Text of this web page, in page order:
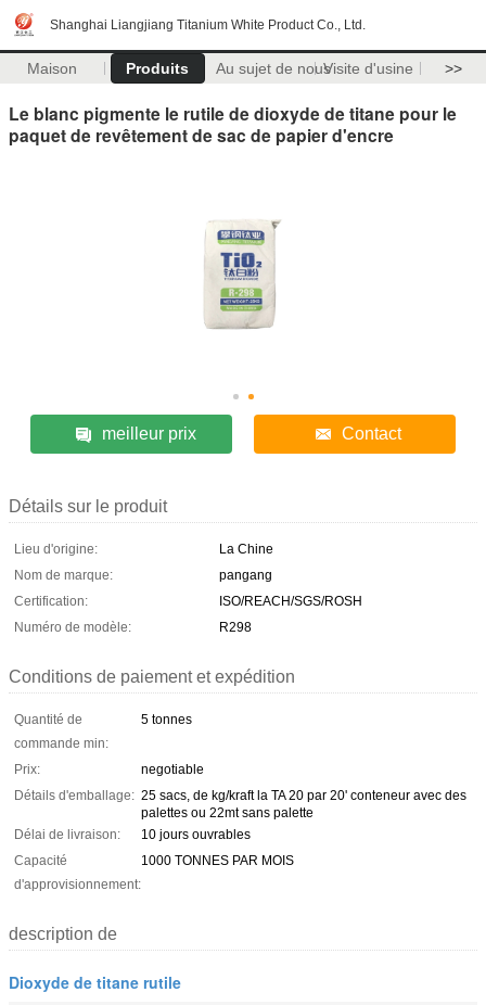
Shanghai Liangjiang Titanium White Product Co., Ltd.
Maison Produits Au sujet de nousVisite d'usine >>
Le blanc pigmente le rutile de dioxyde de titane pour le
paquet de revêtement de sac de papier d'encre
meilleur prix Contact
Détails sur le produit
Lieu d'origine:
La Chine
Nom de marque:
pangang
Certification:
ISO/REACH/SGS/ROSH
Numéro de modèle:
R298
Conditions de paiement et expédition
Quantité de
commande min:
5 tonnes
Prix:
negotiable
Détails d'emballage: 25 sacs, de kg/kraft la TA 20 par 20' conteneur avec des
palettes ou 22mt sans palette
Délai de livraison:
10 jours ouvrables
Capacité
d'approvisionnement:
1000 TONNES PAR MOIS
description de
Dioxyde de titane rutile